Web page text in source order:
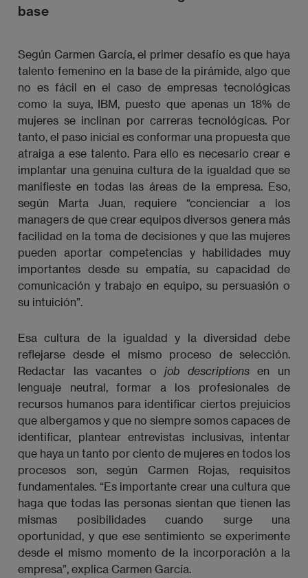
base
Según Carmen García, el primer desafío es que haya
talento femenino en la base de la pirámide, algo que
no es fácil en el caso de empresas tecnológicas
como la suya, IBM, puesto que apenas un 18% de
mujeres se inclinan por carreras tecnológicas. Por
tanto, el paso inicial es conformar una propuesta que
atraiga a ese talento. Para ello es necesario crear e
implantar una genuina cultura de la igualdad que se
manifieste en todas las áreas de la empresa. Eso,
según Marta Juan, requiere “concienciar a los
managers de que crear equipos diversos genera más
facilidad en la toma de decisiones y que las mujeres
pueden aportar competencias y habilidades muy
importantes desde su empatía, su capacidad de
comunicación y trabajo en equipo, su persuasión o
su intuición”.
Esa cultura de la igualdad y la diversidad debe
reflejarse desde el mismo proceso de selección.
Redactar las vacantes ojob descriptionsen un
lenguaje neutral, formar a los profesionales de
recursos humanos para identificar ciertos prejuicios
que albergamos y que no siempre somos capaces de
identificar, plantear entrevistas inclusivas, intentar
que haya un tanto por ciento de mujeres en todos los
procesos son, según Carmen Rojas, requisitos
fundamentales. “Es importante crear una cultura que
haga que todas las personas sientan que tienen las
mismas posibilidades cuando surge una
oportunidad, y que ese sentimiento se experimente
desde el mismo momento de la incorporación a la
empresa”, explica Carmen García.